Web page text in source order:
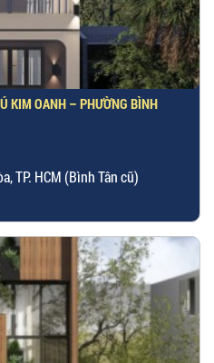
KIM OANH – PHƯỜNG BÌNH
TP. HCM (Bình Tân cũ)